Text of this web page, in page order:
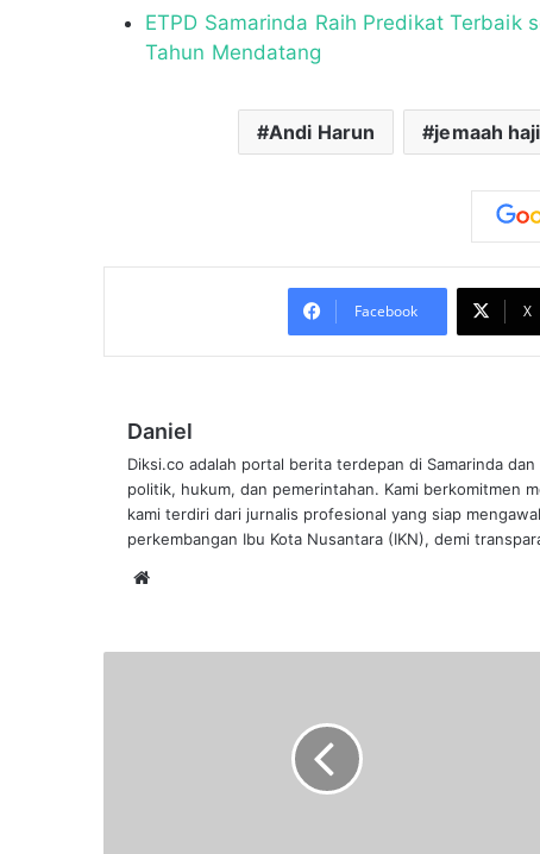
ETPD Samarinda Raih Predikat Terbaik
Tahun Mendatang
Andi Harun jemaah haji
Facebook X
Daniel
Diksi.co adalah portal berita terdepan di Samarinda
politik, hukum, dan pemerintahan. Kami berkomitmen
kami terdiri dari jurnalis profesional yang siap
perkembangan Ibu Kota Nusantara (IKN), demi